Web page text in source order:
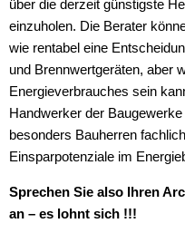
über die derzeit günstigste
einzuholen. Die Berater
wie rentabel eine
und Brennwertgeräten, aber
Energieverbrauches sein
Handwerker der
besonders Bauherren
Einsparpotenziale im
Sprechen Sie also Ihren
an – es lohnt sich !!!